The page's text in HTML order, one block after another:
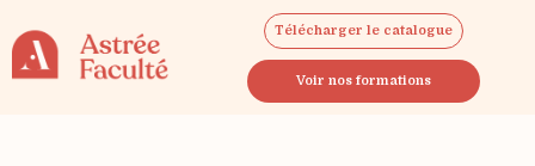
Télécharger le catalogue
Voir nos formations